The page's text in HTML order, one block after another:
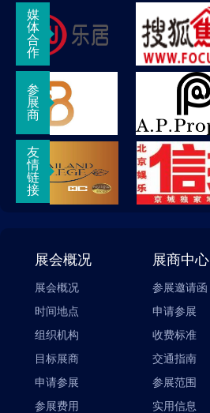
媒
体
合
作
参
展
商
友
情
链
接
展会概况
展会概况
时间地点
组织机构
目标展商
申请参展
参展费用
展商中心
参展邀请函
申请参展
收费标准
交通指南
参展范围
实用信息